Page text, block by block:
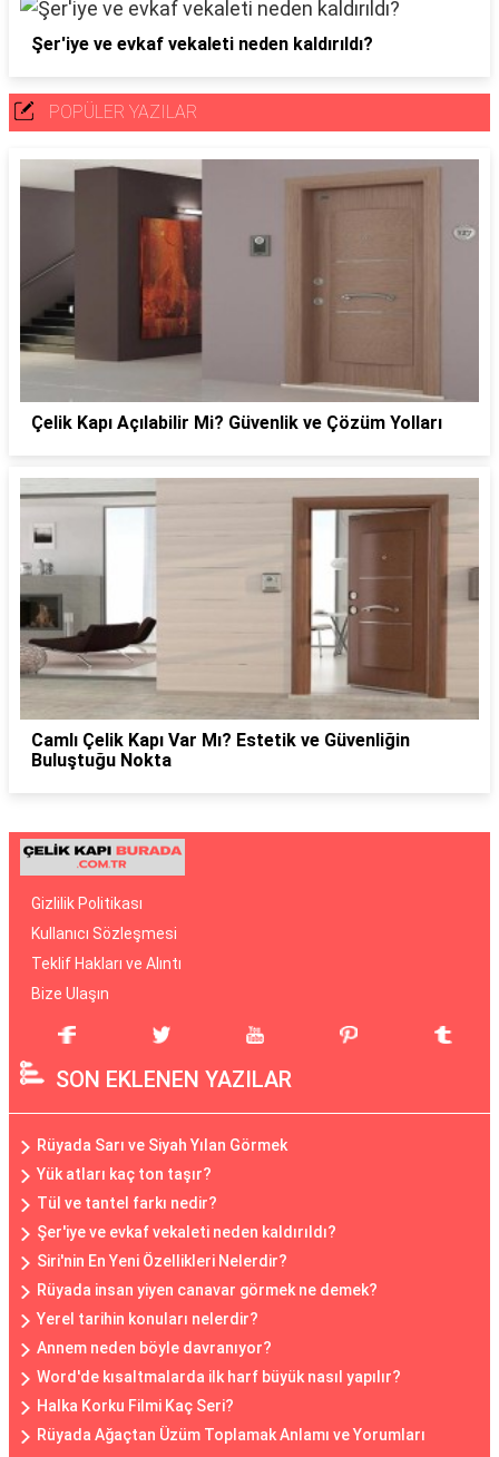
Şer'iye ve evkaf vekaleti neden kaldırıldı?
POPÜLER YAZILAR
Çelik Kapı Açılabilir Mi? Güvenlik ve Çözüm Yolları
Camlı Çelik Kapı Var Mı? Estetik ve Güvenliğin
Buluştuğu Nokta
Gizlilik Politikası
Kullanıcı Sözleşmesi
Teklif Hakları ve Alıntı
Bize Ulaşın
SON EKLENEN YAZILAR
Rüyada Sarı ve Siyah Yılan Görmek
Yük atları kaç ton taşır?
Tül ve tantel farkı nedir?
Şer'iye ve evkaf vekaleti neden kaldırıldı?
Siri'nin En Yeni Özellikleri Nelerdir?
Rüyada insan yiyen canavar görmek ne demek?
Yerel tarihin konuları nelerdir?
Annem neden böyle davranıyor?
Word'de kısaltmalarda ilk harf büyük nasıl yapılır?
Halka Korku Filmi Kaç Seri?
Rüyada Ağaçtan Üzüm Toplamak Anlamı ve Yorumları